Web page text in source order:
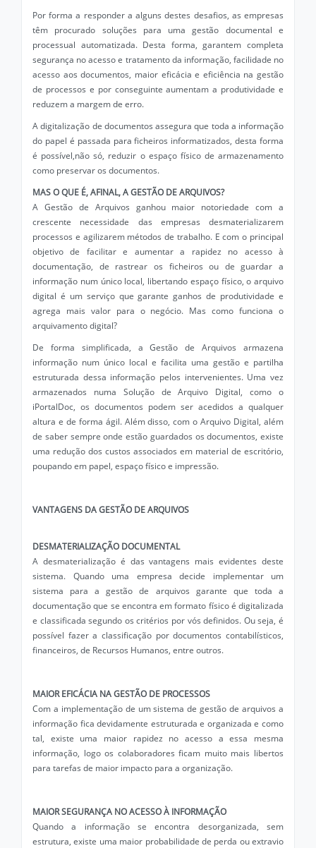
Por forma a responder a alguns destes desafios, as empresas
têm procurado soluções para uma gestão documental e
processual automatizada. Desta forma, garantem completa
segurança no acesso e tratamento da informação, facilidade no
acesso aos documentos, maior eficácia e eficiência na gestão
de processos e por conseguinte aumentam a produtividade e
reduzem a margem de erro.
A digitalização de documentos assegura que toda a informação
do papel é passada para ficheiros informatizados, desta forma
é possível,não só, reduzir o espaço físico de armazenamento
como preservar os documentos.
MAS O QUE É, AFINAL, A GESTÃO DE ARQUIVOS?
A Gestão de Arquivos ganhou maior notoriedade com a
crescente necessidade das empresas desmaterializarem
processos e agilizarem métodos de trabalho. E com o principal
objetivo de facilitar e aumentar a rapidez no acesso à
documentação, de rastrear os ficheiros ou de guardar a
informação num único local, libertando espaço físico, o arquivo
digital é um serviço que garante ganhos de produtividade e
agrega mais valor para o negócio. Mas como funciona o
arquivamento digital?
De forma simplificada, a Gestão de Arquivos armazena
informação num único local e facilita uma gestão e partilha
estruturada dessa informação pelos intervenientes. Uma vez
armazenados numa Solução de Arquivo Digital, como o
iPortalDoc, os documentos podem ser acedidos a qualquer
altura e de forma ágil. Além disso, com o Arquivo Digital, além
de saber sempre onde estão guardados os documentos, existe
uma redução dos custos associados em material de escritório,
poupando em papel, espaço físico e impressão.
VANTAGENS DA GESTÃO DE ARQUIVOS
DESMATERIALIZAÇÃO DOCUMENTAL
A desmaterialização é das vantagens mais evidentes deste
sistema. Quando uma empresa decide implementar um
sistema para a gestão de arquivos garante que toda a
documentação que se encontra em formato físico é digitalizada
e classificada segundo os critérios por vós definidos. Ou seja, é
possível fazer a classificação por documentos contabilísticos,
financeiros, de Recursos Humanos, entre outros.
MAIOR EFICÁCIA NA GESTÃO DE PROCESSOS
Com a implementação de um sistema de gestão de arquivos a
informação fica devidamente estruturada e organizada e como
tal, existe uma maior rapidez no acesso a essa mesma
informação, logo os colaboradores ficam muito mais libertos
para tarefas de maior impacto para a organização.
MAIOR SEGURANÇA NO ACESSO À INFORMAÇÃO
Quando a informação se encontra desorganizada, sem
estrutura, existe uma maior probabilidade de perda ou extravio